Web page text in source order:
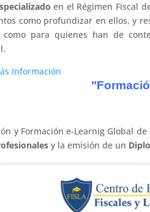
en el Régimen Fiscal
como profundizar en ellos, y
para quienes han de
Información
y Formación e-Learnig Global
y la emisión de un